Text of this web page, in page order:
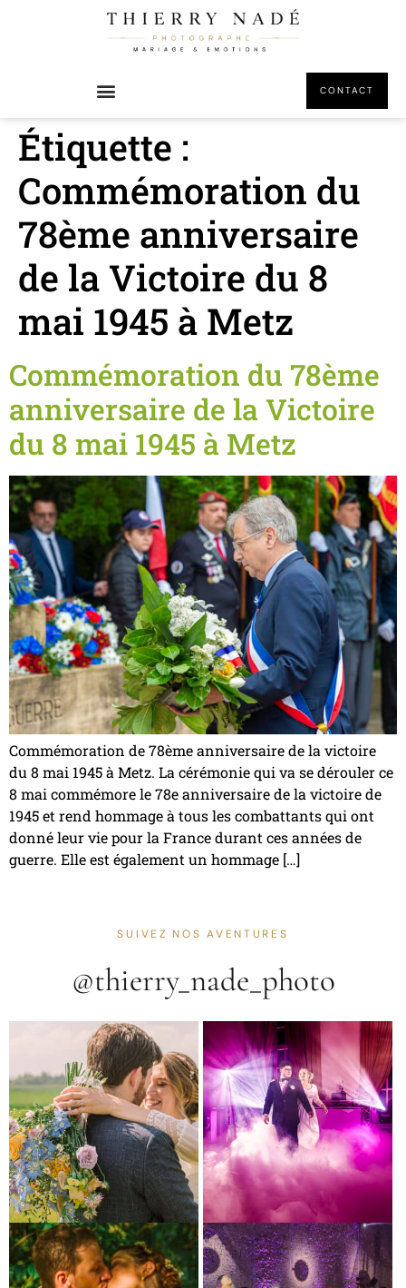
CONTACT
Étiquette :
Commémoration du
78ème anniversaire
de la Victoire du 8
mai 1945 à Metz
Commémoration du 78ème
anniversaire de la Victoire
du 8 mai 1945 à Metz
Commémoration de 78ème anniversaire de la victoire
du 8 mai 1945 à Metz. La cérémonie qui va se dérouler ce
8 mai commémore le 78e anniversaire de la victoire de
1945 et rend hommage à tous les combattants qui ont
donné leur vie pour la France durant ces années de
guerre. Elle est également un hommage […]
SUIVEZ NOS AVENTURES
@thierry_nade_photo